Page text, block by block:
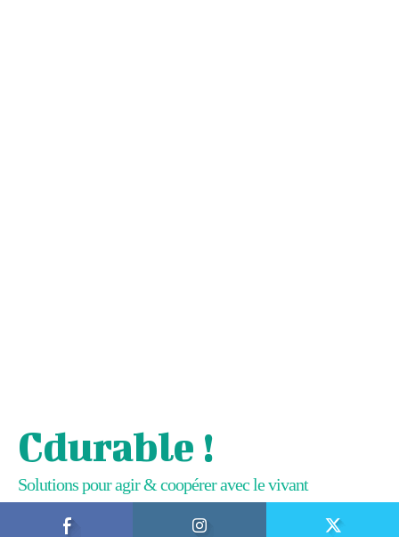
Cdurable !
Solutions pour agir & coopérer avec le vivant